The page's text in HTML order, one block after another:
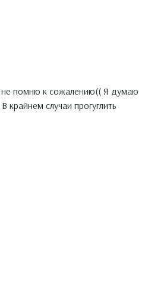
не помню к сожалению(( Я думаю
случаи прогуглить